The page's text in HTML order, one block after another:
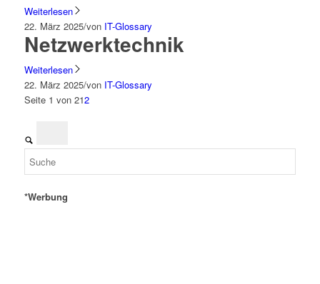
Weiterlesen
22. März 2025/von IT-Glossary
Netzwerktechnik
Weiterlesen
22. März 2025/von IT-Glossary
Seite 1 von 212
*Werbung